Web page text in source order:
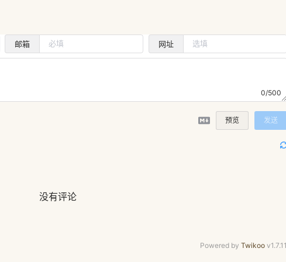
邮箱 网址
0/500
预览 发送
没有评论
Powered by Twikoo